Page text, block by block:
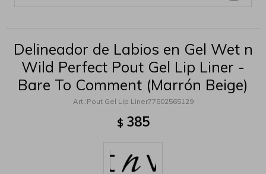
Delineador de Labios en Gel Wet n
Wild Perfect Pout Gel Lip Liner -
Bare To Comment (Marrón Beige)
Pout Gel Lip Liner77802565129
$ 385